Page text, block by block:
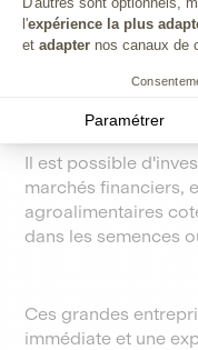
Investir en
Actions
Il est possible
marchés financiers,
agroalimentaires
dans les semences
Ces grandes
immédiate et une
l'expérience la plus
et adapter nos canaux de
Paramétrer